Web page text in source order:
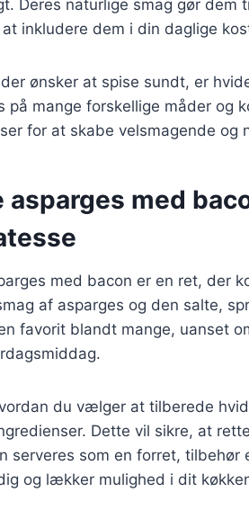
Deres naturlige smag gør dem
inkludere dem i din daglige
ønsker at spise sundt, er
på mange forskellige måder og
for at skabe velsmagende og
asparges med
med bacon er en ret, der
af asparges og den salte,
favorit blandt mange, uanset
du vælger at tilberede
Dette vil sikre, at
serveres som en forret,
og lækker mulighed i dit